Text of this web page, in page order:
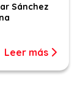
Sánchez
Leer más